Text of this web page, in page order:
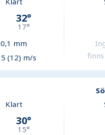
32°
17°
0,1 mm
5 (12) m/s
Klart
30°
15°